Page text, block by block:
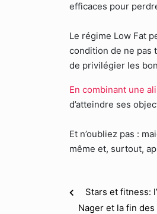
efficaces pour
Le régime Low Fat
condition de ne pas
de privilégier les
En combinant une
d’atteindre ses
Et n’oubliez pas :
même et, surtout,
Stars et fitness:
Nager et la fin